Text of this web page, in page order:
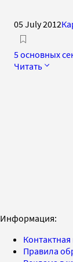
05 July 2012
5 основных
Читать
Информация:
Правила